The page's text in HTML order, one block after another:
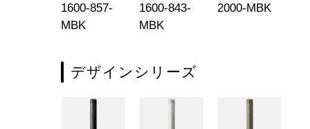
1600-857-
MBK
1600-843-
MBK
2000-MBK
デザインシリーズ